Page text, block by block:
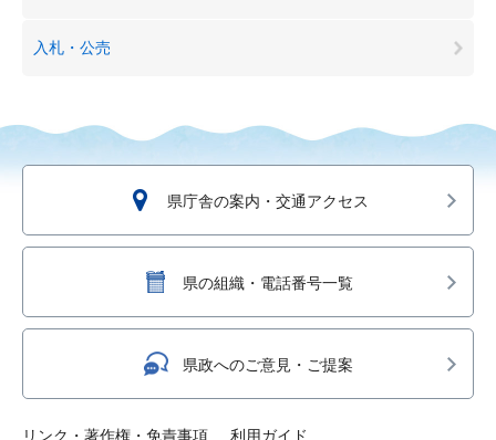
入札・公売
県庁舎の案内・交通アクセス
県の組織・電話番号一覧
県政へのご意見・ご提案
リンク・著作権・免責事項 利用ガイド